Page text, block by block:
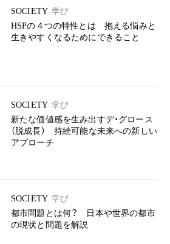
SOCIETY 学び
HSPの４つの特性とは 抱える悩みと
生きやすくなるためにできること
SOCIETY 学び
新たな価値感を生み出すデ・グロース
（脱成長） 持続可能な未来への新しい
アプローチ
SOCIETY 学び
都市問題とは何？ 日本や世界の都市
の現状と問題を解説